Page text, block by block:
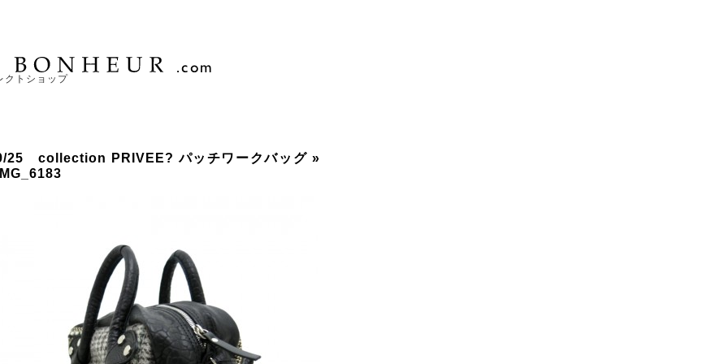
クトショップ
25 collection PRIVEE? パッチワークバッグ »
IMG_6183